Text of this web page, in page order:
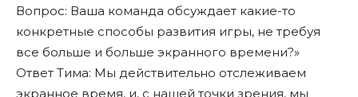
Вопрос: Ваша команда обсуждает какие-то
конкретные способы развития игры, не требуя
все больше и больше экранного времени?»
Ответ Тима: Мы действительно отслеживаем
экранное время, и, с нашей точки зрения, мы